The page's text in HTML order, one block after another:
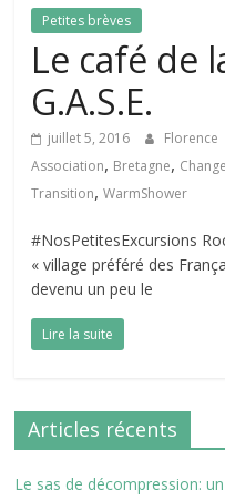
Petites brèves
Le café de
G.A.S.E.
juillet 5, 2016 Florence
Association, Bretagne,
Transition,WarmShower
#NosPetitesExcursions
« village préféré des
devenu un peu le
Lire la suite
Articles récents
Le sas de décompression: